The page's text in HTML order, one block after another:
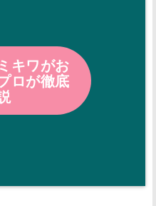
キワがお
ロが徹底